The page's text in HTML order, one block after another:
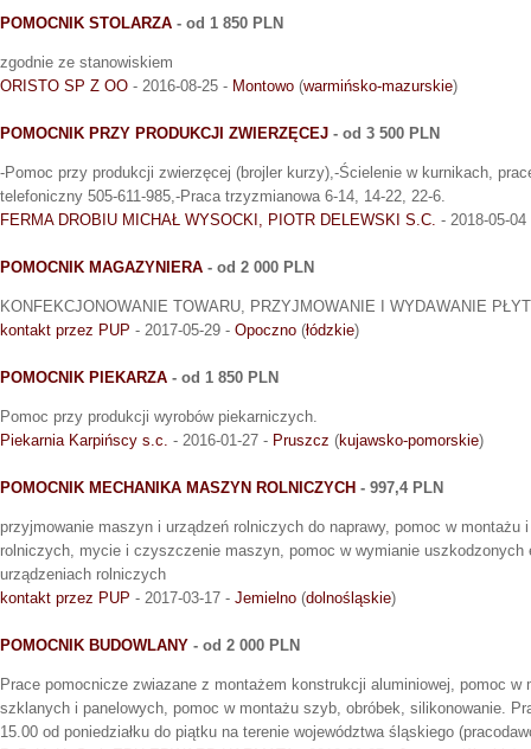
POMOCNIK STOLARZA - od 1 850 PLN
zgodnie ze stanowiskiem
ORISTO SP Z OO - 2016-08-25 - Montowo (warmińsko-mazurskie)
POMOCNIK PRZY PRODUKCJI ZWIERZĘCEJ - od 3 500 PLN
-Pomoc przy produkcji zwierzęcej (brojler kurzy),-Ścielenie w kurnikach,
telefoniczny 505-611-985,-Praca trzyzmianowa 6-14, 14-22, 22-6.
FERMA DROBIU MICHAŁ WYSOCKI, PIOTR DELEWSKI S.C. - 2018-05-
POMOCNIK MAGAZYNIERA - od 2 000 PLN
KONFEKCJONOWANIE TOWARU, PRZYJMOWANIE I WYDAWANIE
kontakt przez PUP - 2017-05-29 - Opoczno (łódzkie)
POMOCNIK PIEKARZA - od 1 850 PLN
Pomoc przy produkcji wyrobów piekarniczych.
Piekarnia Karpińscy s.c. - 2016-01-27 - Pruszcz (kujawsko-pomorskie)
POMOCNIK MECHANIKA MASZYN ROLNICZYCH - 997,4 PLN
przyjmowanie maszyn i urządzeń rolniczych do naprawy, pomoc w montażu
rolniczych, mycie i czyszczenie maszyn, pomoc w wymianie uszkodzonych
urządzeniach rolniczych
kontakt przez PUP - 2017-03-17 - Jemielno (dolnośląskie)
POMOCNIK BUDOWLANY - od 2 000 PLN
Prace pomocnicze zwiazane z montażem konstrukcji aluminiowej, pomoc w
szklanych i panelowych, pomoc w montażu szyb, obróbek, silikonowanie.
15.00 od poniedziałku do piątku na terenie województwa śląskiego